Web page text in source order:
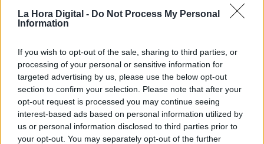
La Hora Digital - Do Not Process My Personal
Information
If you wish to opt-out of the sale, sharing to third parties, or
processing of your personal or sensitive information for
targeted advertising by us, please use the below opt-out
section to confirm your selection. Please note that after your
opt-out request is processed you may continue seeing
interest-based ads based on personal information utilized by
us or personal information disclosed to third parties prior to
your opt-out. You may separately opt-out of the further
¿QUÉ ESTÁ PASANDO EN EL
MUNDO? Cómo influye la
información en la geopolítica